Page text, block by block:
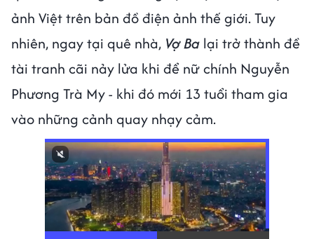
ảnh Việt trên bản đồ điện ảnh thế giới. Tuy
nhiên, ngay tại quê nhà, Vợ Ba lại trở thành đề
tài tranh cãi nảy lửa khi để nữ chính Nguyễn
Phương Trà My - khi đó mới 13 tuổi tham gia
vào những cảnh quay nhạy cảm.